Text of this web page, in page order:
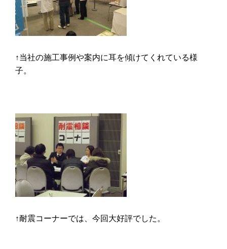
↑当社の施工事例や案内に耳を傾けてくれている様
子。
↑耐震コーナーでは、今回大好評でした。